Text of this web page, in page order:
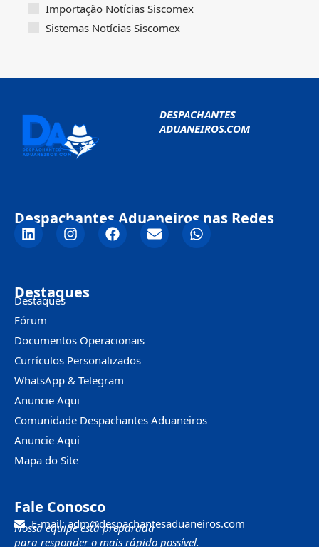
Importação Notícias Siscomex
Sistemas Notícias Siscomex
DESPACHANTES
ADUANEIROS.COM
Despachantes Aduaneiros nas Redes
Destaques
Destaques
Fórum
Documentos Operacionais
Currículos Personalizados
WhatsApp & Telegram
Anuncie Aqui
Comunidade Despachantes Aduaneiros
Anuncie Aqui
Mapa do Site
Fale Conosco
E-mail: adm@despachantesaduaneiros.com
Nossa equipe está preparada
para responder o mais rápido possível.